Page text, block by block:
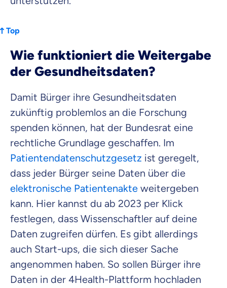
Top
Wie funktioniert die Weitergabe
der Gesundheitsdaten?
Damit Bürger ihre Gesundheitsdaten
zukünftig problemlos an die Forschung
spenden können, hat der Bundesrat eine
rechtliche Grundlage geschaffen. Im
Patientendatenschutzgesetz ist geregelt,
dass jeder Bürger seine Daten über die
elektronische Patientenakte weitergeben
kann. Hier kannst du ab 2023 per Klick
festlegen, dass Wissenschaftler auf deine
Daten zugreifen dürfen. Es gibt allerdings
auch Start-ups, die sich dieser Sache
angenommen haben. So sollen Bürger ihre
Daten in der 4Health-Plattform hochladen